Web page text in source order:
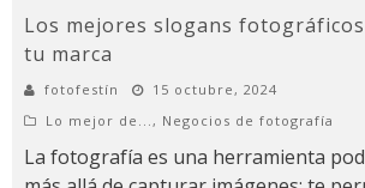
Los mejores slogans
tu marca
fotofestín
15 octubre, 2024
Lo mejor de..., Negocios de fotografía
La fotografía es una herramienta